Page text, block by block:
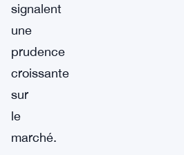
signalent
une
prudence
croissante
sur
le
marché.